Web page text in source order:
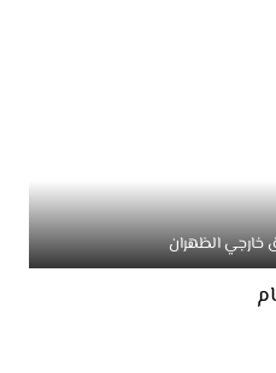
خارجي الظهران